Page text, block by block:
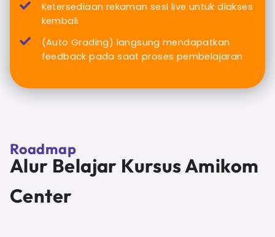
Ketersediaan rekaman sesi live untuk diakses
kembali
(Auto Grading) langsung mendapatkan
feedback pada saat proses pembelajaran
Roadmap
Alur Belajar Kursus Amikom
Center